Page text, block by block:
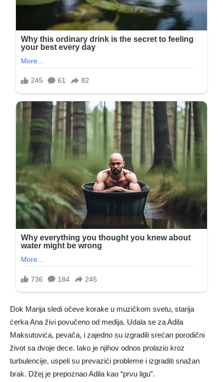
Dok Marija sledi očeve korake u muzičkom svetu, starija
ćerka Ana živi povučeno od medija. Udala se za Adila
Maksutovića, pevača, i zajedno su izgradili srećan porodični
život sa dvoje dece. Iako je njihov odnos prolazio kroz
turbulencije, uspeli su prevazići probleme i izgraditi snažan
brak. Džej je prepoznao Adila kao “prvu ligu”.